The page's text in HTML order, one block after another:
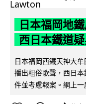
日本福岡地
西日本鐵道
日本福岡西鐵天神大
播出粗俗歌聲，西日
件並考慮報案。網上一